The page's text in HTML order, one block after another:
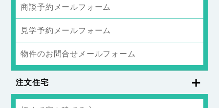
商談予約メールフォーム
見学予約メールフォーム
物件のお問合せメールフォーム
注文住宅